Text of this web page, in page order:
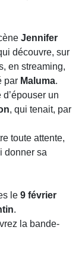
Jennifer
découvre, sur
en streaming,
par Maluma.
un
, qui tenait, par
toute attente,
donner sa
le 9 février
.
la bande-